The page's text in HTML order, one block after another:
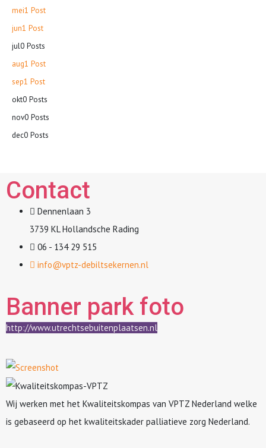
mei1 Post
jun1 Post
jul0 Posts
aug1 Post
sep1 Post
okt0 Posts
nov0 Posts
dec0 Posts
Contact
Dennenlaan 3
3739 KL Hollandsche Rading
06 - 134 29 515
info@vptz-debiltsekernen.nl
Banner park foto
http://www.utrechtsebuitenplaatsen.nl
Wij werken met het Kwaliteitskompas van VPTZ Nederland welke
is gebaseerd op het kwaliteitskader palliatieve zorg Nederland.